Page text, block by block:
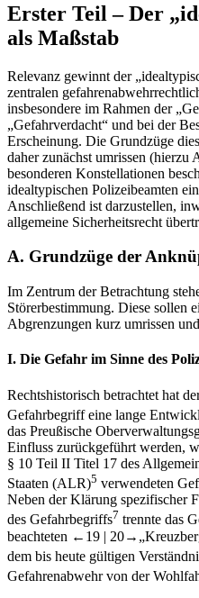
Erster Teil – Der
als Maßstab
Relevanz gewinnt der
zentralen
insbesondere im Rahmen der
„Gefahrverdacht“ und bei der
Erscheinung. Die Grundzüge
daher zunächst umrissen (hierzu
besonderen Konstellationen
idealtypischen Polizeibeamten
Anschließend ist darzustellen,
allgemeine Sicherheitsrecht
A. Grundzüge der
Im Zentrum der Betrachtung
Störerbestimmung. Diese sollen
Abgrenzungen kurz umrissen
I. Die Gefahr im Sinne des
Rechtshistorisch betrachtet hat
Gefahrbegriff eine lange
das Preußische
Einfluss zurückgeführt werden,
§ 10 Teil II Titel 17 des
Staaten (ALR)5 verwendeten
Neben der Klärung spezifischer
des Gefahrbegriffs7 trennte das
beachteten ←19 | 20→
dem bis heute gültigen
Gefahrenabwehr von der